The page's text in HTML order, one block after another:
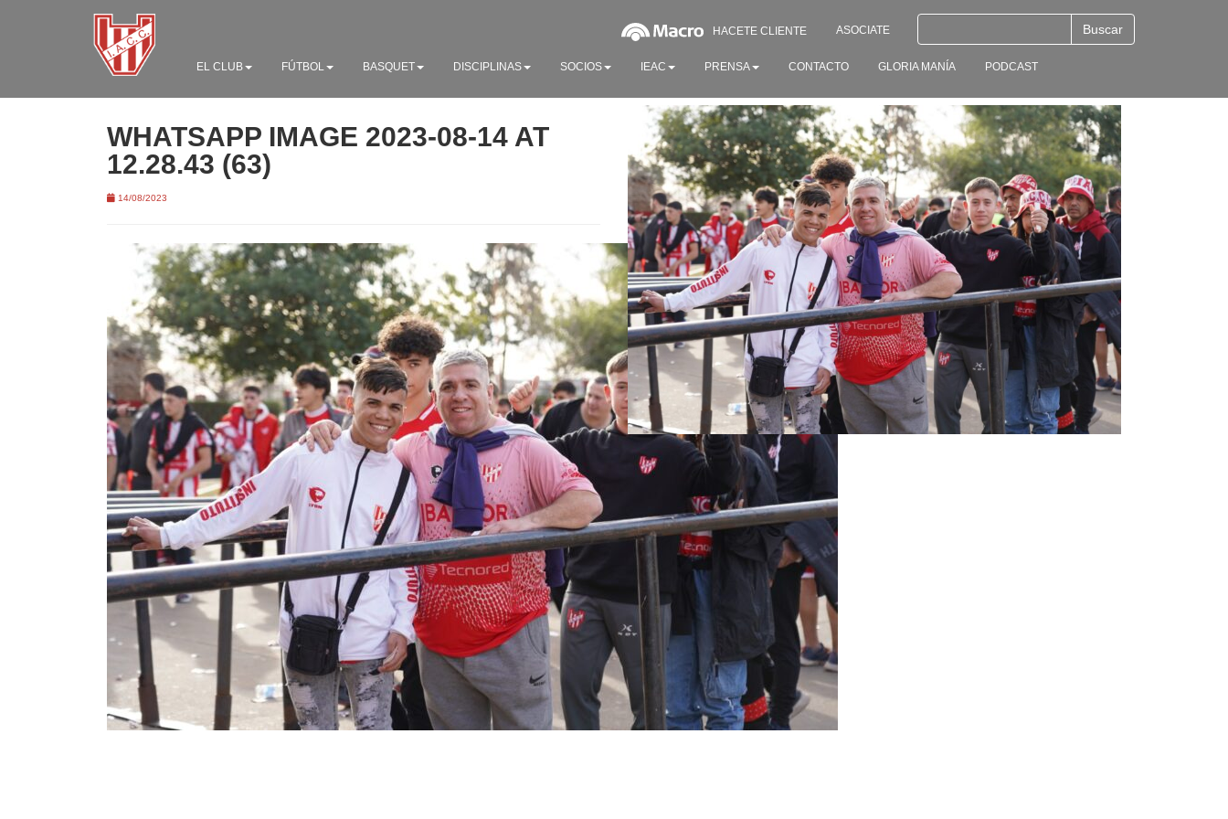
HACETE CLIENTE ASOCIATE
EL CLUB FÚTBOL BASQUET DISCIPLINAS SOCIOS IEAC PRENSA CONTACTO GLORIA MANÍA PODCAST
WHATSAPP IMAGE 2023-08-14 AT
12.28.43 (63)
14/08/2023